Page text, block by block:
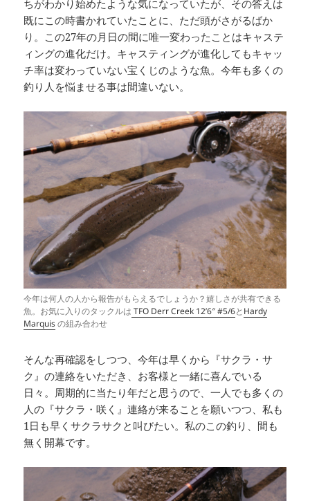
ちがわかり始めたような気になっていたが、その答えは
既にこの時書かれていたことに、ただ頭がさがるばか
り。この27年の月日の間に唯一変わったことはキャステ
ィングの進化だけ。キャスティングが進化してもキャッ
チ率は変わっていない宝くじのような魚。今年も多くの
釣り人を悩ませる事は間違いない。
今年は何人の人から報告がもらえるでしょうか？嬉しさが共有できる
魚。お気に入りのタックルは TFO Derr Creek 12’6″ #5/6と Hardy
Marquisの組み合わせ
そんな再確認をしつつ、今年は早くから『サクラ・サ
ク』の連絡をいただき、お客様と一緒に喜んでいる
日々。周期的に当たり年だと思うので、一人でも多くの
人の『サクラ・咲く』連絡が来ることを願いつつ、私も
1日も早くサクラサクと叫びたい。私のこの釣り、間も
無く開幕です。